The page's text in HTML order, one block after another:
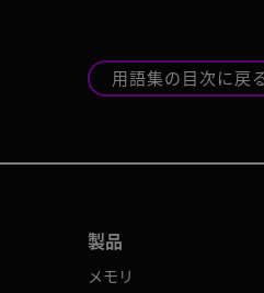
用語集の目次に戻
製品
メモリ